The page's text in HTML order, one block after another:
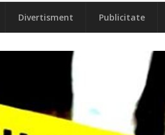
Divertisment Publicitate